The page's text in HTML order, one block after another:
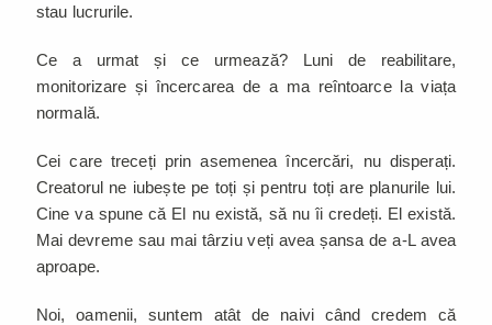
stau lucrurile.
Ce a urmat și ce urmează? Luni de reabilitare,
monitorizare și încercarea de a ma reîntoarce la viața
normală.
Cei care treceți prin asemenea încercări, nu disperați.
Creatorul ne iubește pe toți și pentru toți are planurile lui.
Cine va spune că El nu există, să nu îi credeți. El există.
Mai devreme sau mai târziu veți avea șansa de a-L avea
aproape.
Noi, oamenii, suntem atât de naivi când credem că